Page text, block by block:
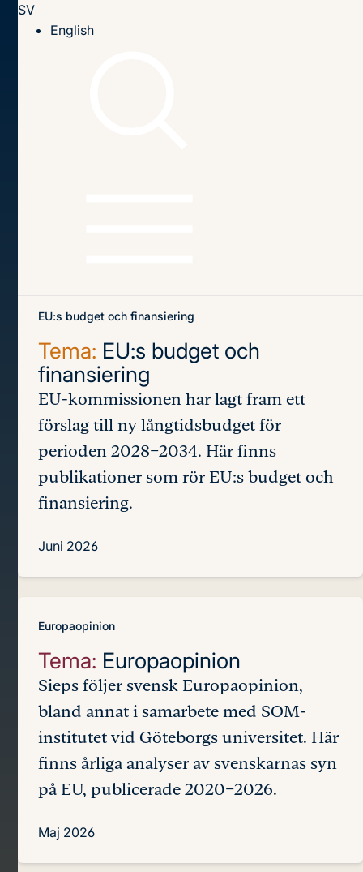
SV
English
EU:s budget och finansiering
Tema: EU:s budget och
finansiering
EU-kommissionen har lagt fram ett
förslag till ny långtidsbudget för
perioden 2028–2034. Här finns
publikationer som rör EU:s budget och
finansiering.
Juni 2026
Europaopinion
Tema: Europaopinion
Sieps följer svensk Europaopinion,
bland annat i samarbete med SOM-
institutet vid Göteborgs universitet. Här
finns årliga analyser av svenskarnas syn
på EU, publicerade 2020–2026.
Maj 2026